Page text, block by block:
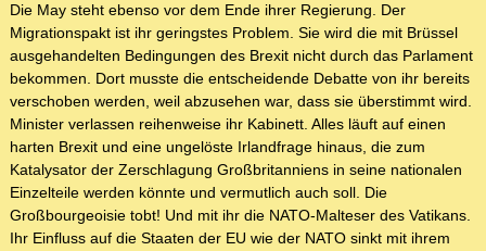
Die May steht ebenso vor dem Ende ihrer Regierung. Der
Migrationspakt ist ihr geringstes Problem. Sie wird die mit Brüssel
ausgehandelten Bedingungen des Brexit nicht durch das Parlament
bekommen. Dort musste die entscheidende Debatte von ihr bereits
verschoben werden, weil abzusehen war, dass sie überstimmt wird.
Minister verlassen reihenweise ihr Kabinett. Alles läuft auf einen
harten Brexit und eine ungelöste Irlandfrage hinaus, die zum
Katalysator der Zerschlagung Großbritanniens in seine nationalen
Einzelteile werden könnte und vermutlich auch soll. Die
Großbourgeoisie tobt! Und mit ihr die NATO-Malteser des Vatikans.
Ihr Einfluss auf die Staaten der EU wie der NATO sinkt mit ihrem